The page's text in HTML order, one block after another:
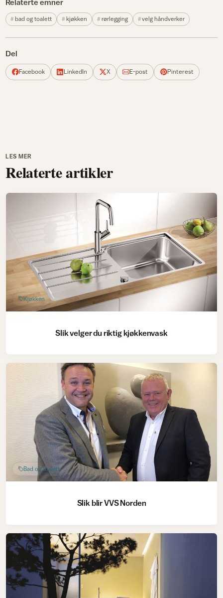
Relaterte emner
bad og toalett kjøkken rørlegging velg håndverker
Del
Facebook LinkedIn X E-post Pinterest
LES MER
Relaterte artikler
Kjøkken
Slik velger du riktig kjøkkenvask
Bad og toalett
Slik blir VVS Norden